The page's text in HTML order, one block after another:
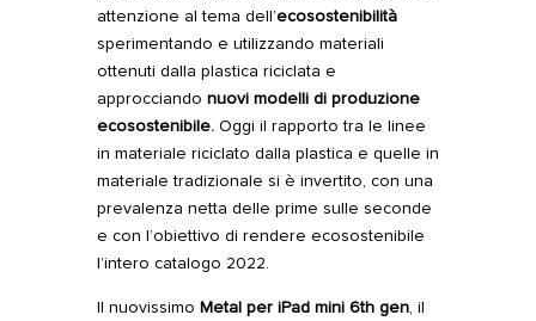
attenzione al tema dell’ecosostenibilità
sperimentando e utilizzando materiali
ottenuti dalla plastica riciclata e
approcciando nuovi modelli di produzione
ecosostenibile. Oggi il rapporto tra le linee
in materiale riciclato dalla plastica e quelle in
materiale tradizionale si è invertito, con una
prevalenza netta delle prime sulle seconde
e con l’obiettivo di rendere ecosostenibile
l’intero catalogo 2022.
Il nuovissimo Metal per iPad mini 6th gen, il